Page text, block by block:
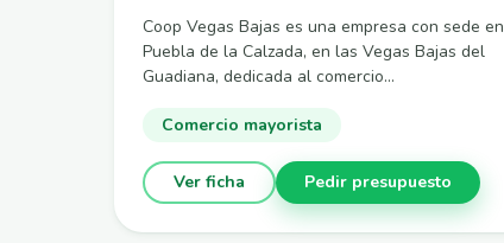
Coop Vegas Bajas es una empresa con sede en
Puebla de la Calzada, en las Vegas Bajas del
Guadiana, dedicada al comercio...
Comercio mayorista
Ver ficha Pedir presupuesto